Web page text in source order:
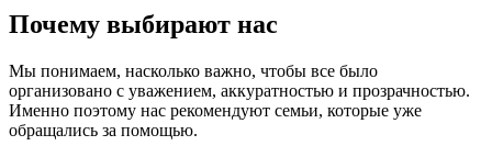
Почему выбирают нас
Мы понимаем, насколько важно, чтобы все было
организовано с уважением, аккуратностью и прозрачностью.
Именно поэтому нас рекомендуют семьи, которые уже
обращались за помощью.